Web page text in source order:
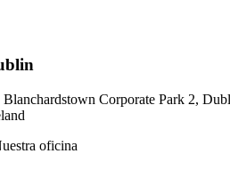
Blanchardstown Corporate Park 2,
oficina